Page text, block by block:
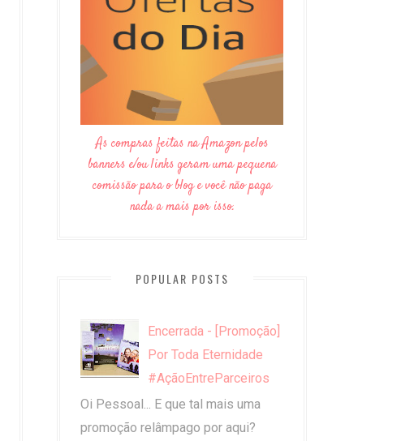
As compras feitas na Amazon pelos
banners e/ou links geram uma pequena
comissão para o blog e você não paga
nada a mais por isso.
POPULAR POSTS
Encerrada - [Promoção]
Por Toda Eternidade
#AçãoEntreParceiros
Oi Pessoal... E que tal mais uma
promoção relâmpago por aqui?